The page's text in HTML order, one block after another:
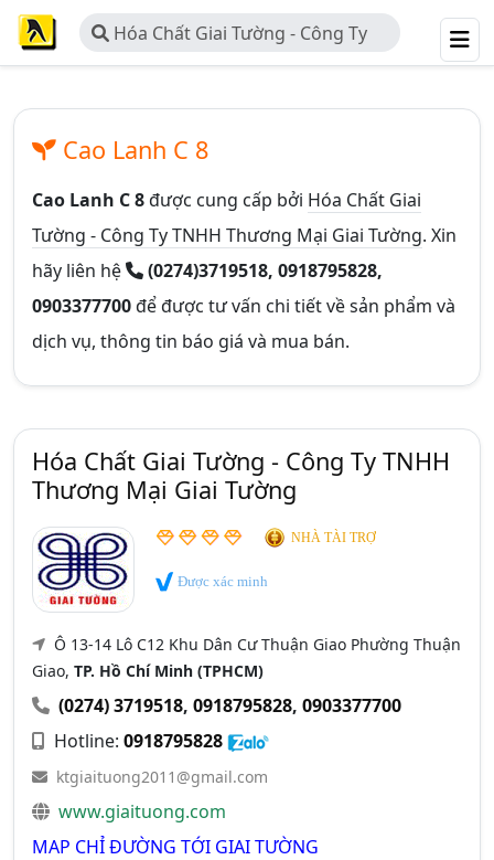
Hóa Chất Giai Tường - Công Ty
TNHH Thương Mại Giai Tường
Cao Lanh C 8
Cao Lanh C 8được cung cấp bởi Hóa Chất Giai
Tường - Công Ty TNHH Thương Mại Giai Tường. Xin
hãy liên hệ
(0274)3719518, 0918795828,
0903377700để được tư vấn chi tiết về sản phẩm và
dịch vụ, thông tin báo giá và mua bán.
Hóa Chất Giai Tường - Công Ty TNHH
Thương Mại Giai Tường
NHÀ TÀI TRỢ
Được xác minh
Ô 13-14 Lô C12 Khu Dân Cư Thuận Giao Phường Thuận
Giao, TP. Hồ Chí Minh (TPHCM)
(0274) 3719518, 0918795828, 0903377700
Hotline: 0918795828
ktgiaituong2011@gmail.com
www.giaituong.com
MAP CHỈ ĐƯỜNG TỚI GIAI TƯỜNG